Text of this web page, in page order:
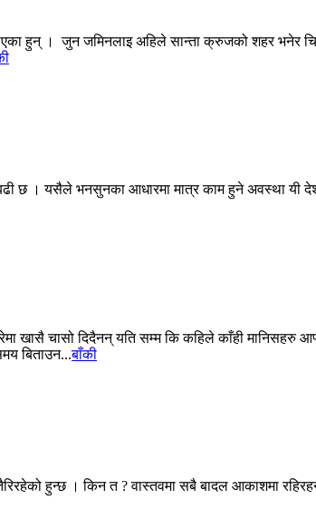
हुन् । जुन जमिनलाइ अहिले सान्ता क्रुजको शहर भनेर
बढी छ । यसैले भनसुनका आधारमा मात्र काम हुने अवस्था
खासै चासो दिदैनन् यति सम्म कि कहिले काँही
बिताउन...बाँकी
हुन्छ । किन त ? वास्तवमा सबै बादल आकाशमा